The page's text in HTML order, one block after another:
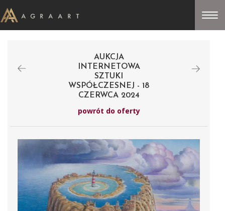
AUKCJA
INTERNETOWA
SZTUKI
WSPÓŁCZESNEJ - 18
CZERWCA 2024
powrót do oferty